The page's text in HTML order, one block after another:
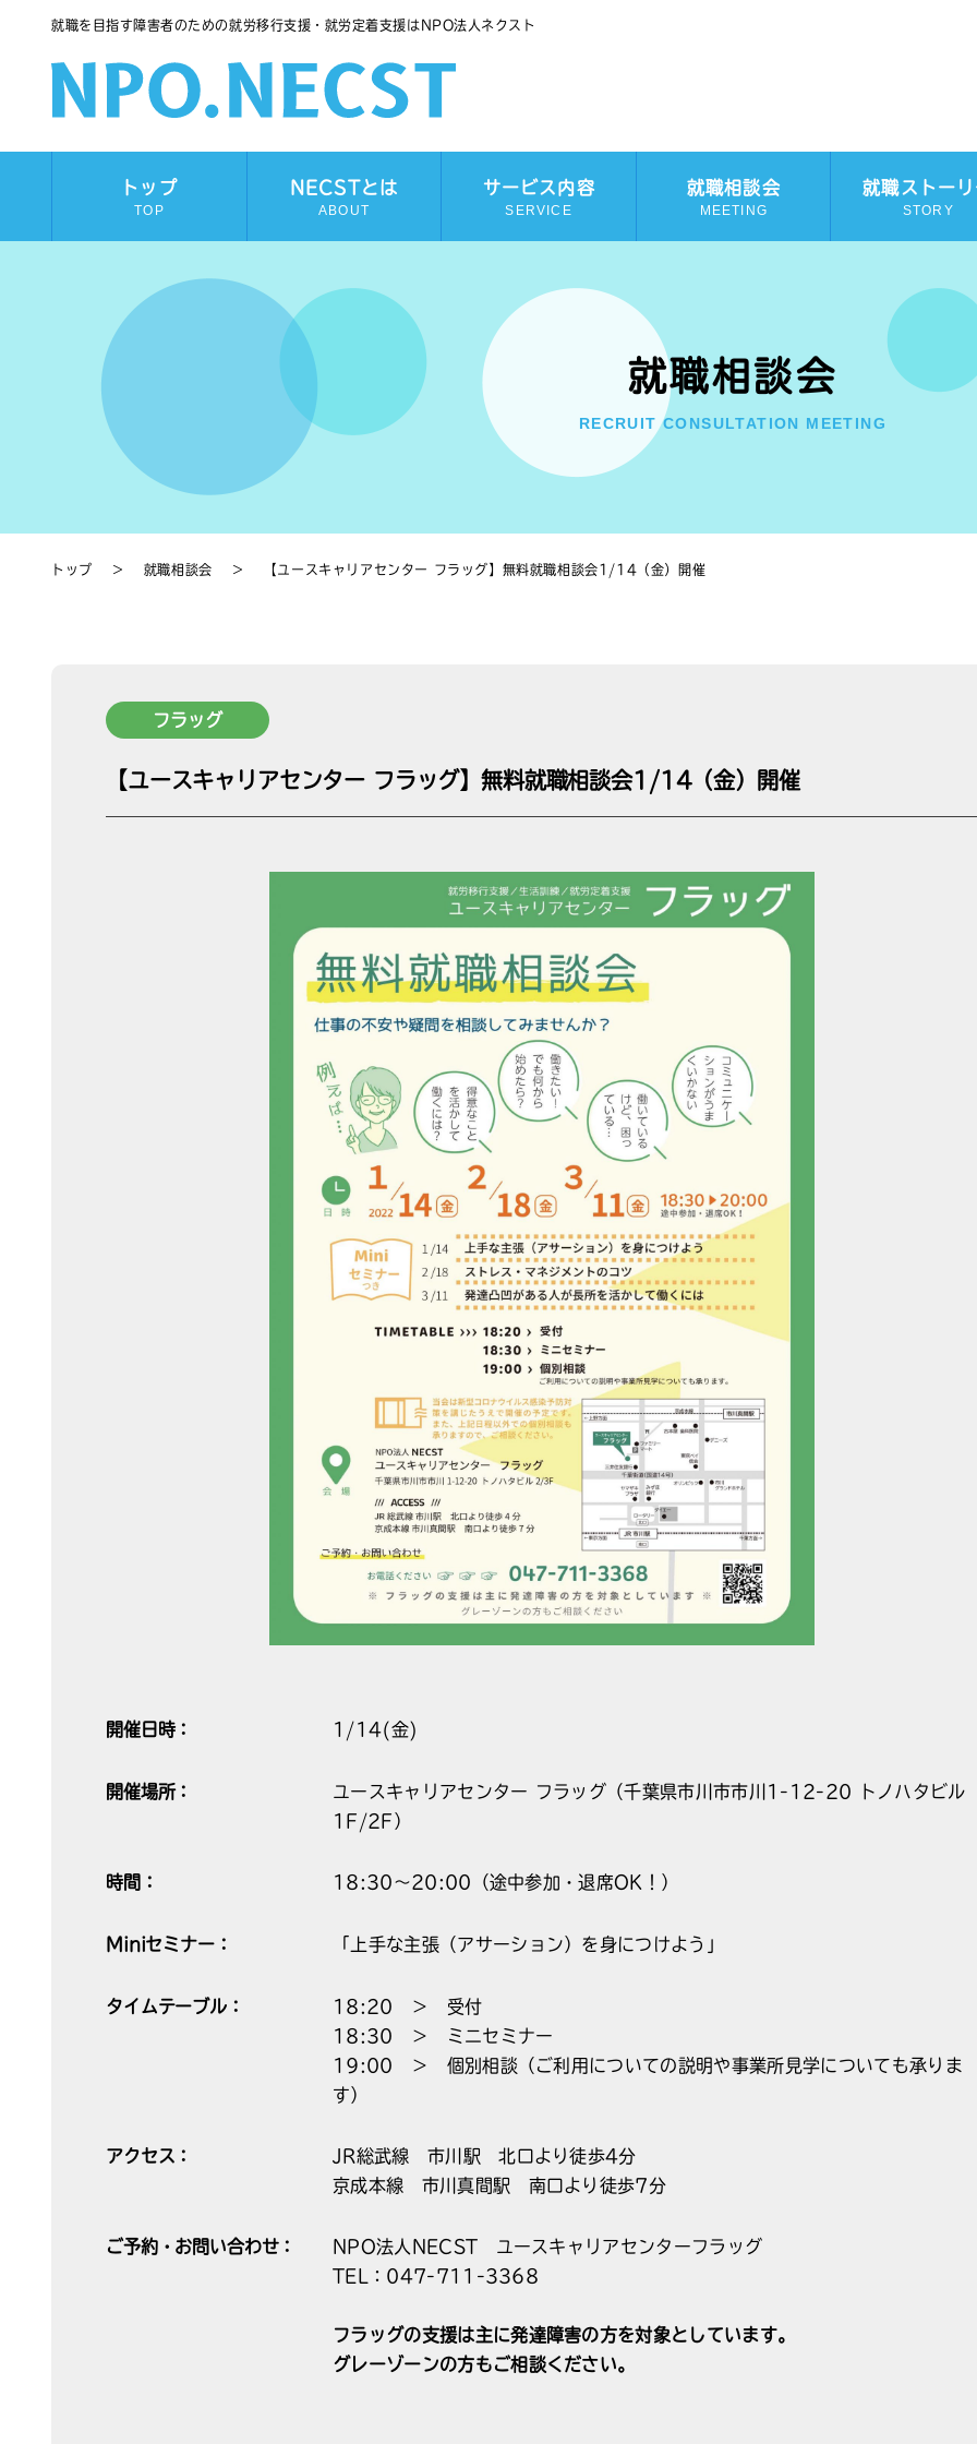
就職を目指す障害者のための就労移行支援・就労定着支援はNPO法人ネクスト
トップ
TOP
NECSTとは
ABOUT
サービス内容
SERVICE
就職相談会
MEETING
就職ストー
STORY
就職相談会
RECRUIT CONSULTATION MEETING
トップ ＞ 就職相談会 ＞ 【ユースキャリアセンター フラッグ】無料就職相談会1/14（金）開催
フラッグ
【ユースキャリアセンター フラッグ】無料就職相談会1/14（金）開催
開催日時： 1/14(金)
開催場所：
ユースキャリアセンター フラッグ（千葉県市川市市川1-12-20 トノハタビル
1F/2F）
時間： 18:30〜20:00（途中参加・退席OK！）
Miniセミナー： 「上手な主張（アサーション）を身につけよう」
タイムテーブル：
18:20 ＞ 受付
18:30 ＞ ミニセミナー
19:00 ＞ 個別相談（ご利用についての説明や事業所見学についても承りま
す）
アクセス：
JR総武線 市川駅 北口より徒歩4分
京成本線 市川真間駅 南口より徒歩7分
ご予約・お問い合わせ：
NPO法人NECST ユースキャリアセンターフラッグ
TEL：047-711-3368
フラッグの支援は主に発達障害の方を対象としています。
グレーゾーンの方もご相談ください。